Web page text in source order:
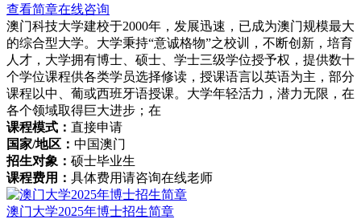
查看简章在线咨询
澳门科技大学建校于2000年，发展迅速，已成为澳门规模最大
的综合型大学。大学秉持“意诚格物”之校训，不断创新，培育
人才，大学拥有博士、硕士、学士三级学位授予权，提供数十
个学位课程供各类学员选择修读，授课语言以英语为主，部分
课程以中、葡或西班牙语授课。大学年轻活力，潜力无限，在
各个领域取得巨大进步；在
课程模式： 直接申请
国家/地区： 中国澳门
招生对象： 硕士毕业生
课程费用： 具体费用请咨询在线老师
澳门大学2025年博士招生简章